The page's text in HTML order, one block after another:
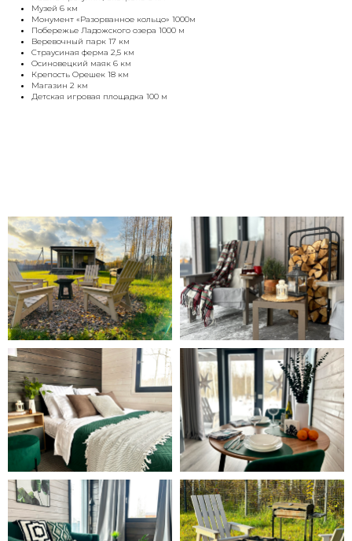
Музей 6 км
Монумент «Разорванное кольцо» 1000м
Побережье Ладожского озера 1000 м
Веревочный парк 17 км
Страусиная ферма 2,5 км
Осиновецкий маяк 6 км
Крепость Орешек 18 км
Магазин 2 км
Детская игровая площадка 100 м